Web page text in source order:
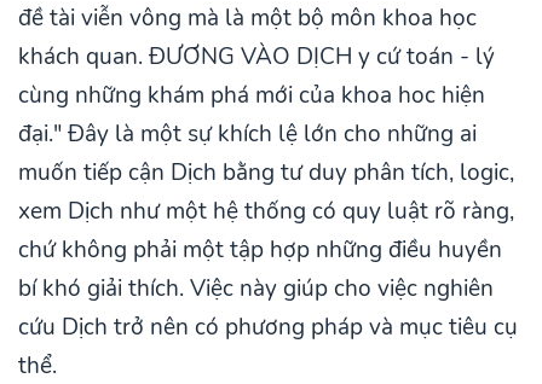
đề tài viễn vông mà là một bộ môn khoa học
khách quan. ĐƯƠNG VÀO DỊCH y cứ toán - lý
cùng những khám phá mới của khoa hoc hiện
đại." Đây là một sự khích lệ lớn cho những ai
muốn tiếp cận Dịch bằng tư duy phân tích, logic,
xem Dịch như một hệ thống có quy luật rõ ràng,
chứ không phải một tập hợp những điều huyền
bí khó giải thích. Việc này giúp cho việc nghiên
cứu Dịch trở nên có phương pháp và mục tiêu cụ
thể.